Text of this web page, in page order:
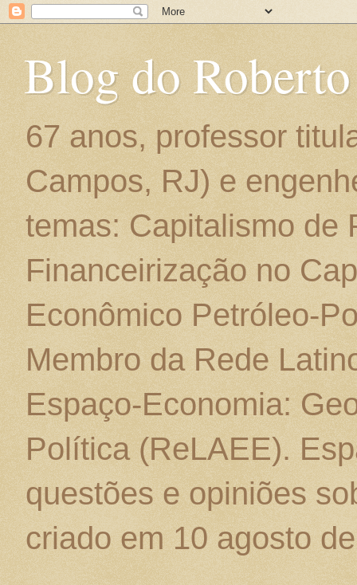
Blog do
67 anos, professor
Campos, RJ) e
temas: Capitalismo de
Financeirização no
Econômico Petróleo-
Membro da Rede
Espaço-Economia:
Política (ReLAEE).
questões e opiniões
criado em 10 agosto